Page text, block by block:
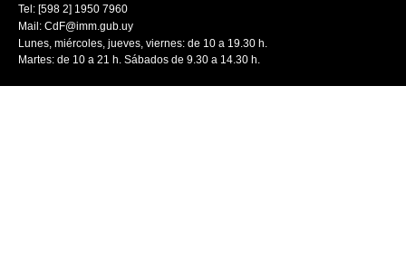
Tel: [598 2] 1950 7960
Mail: CdF@imm.gub.uy
Lunes, miércoles, jueves, viernes: de 10 a 19.30 h.
Martes: de 10 a 21 h. Sábados de 9.30 a 14.30 h.